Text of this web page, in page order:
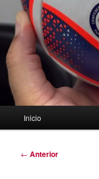
Inicio
Navegación
← Anterior